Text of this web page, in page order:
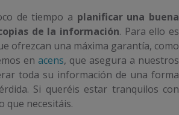
de tiempo a planificar una buena
de la información. Para ello es
ofrezcan una máxima garantía, como
en acens, que asegura a nuestros
toda su información de una forma
Si queréis estar tranquilos con
que necesitáis.